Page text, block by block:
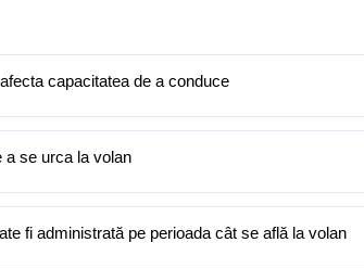
capacitatea de a conduce
a se urca la volan
fi administrată pe perioada cât se află la volan